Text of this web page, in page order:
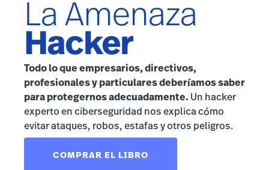
La Amenaza
Hacker
Todo lo que empresarios, directivos,
profesionales y particulares deberíamos saber
para protegernos adecuadamente. Un hacker
experto en ciberseguridad nos explica cómo
evitar ataques, robos, estafas y otros peligros.
COMPRAR EL LIBRO